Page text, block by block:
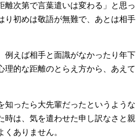
次第で言葉遣いは変わる」と思っ
り初めは敬語が無難で、あとは相手
例えば相手と面識がなかったり年下
理的な距離のとらえ方から、あえて
知ったら大先輩だったというような
時は、気を遣わせた申し訳なさと親
ありません。